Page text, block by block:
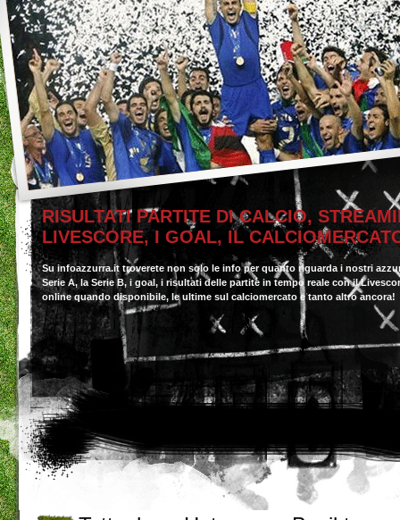
RISULTATI PARTITE DI CALCIO,
LIVESCORE, I GOAL, IL
Su infoazzurra.it troverete non solo le info per quanto riguarda i nostri
Serie A, la Serie B, i goal, i risultati delle partite in tempo reale con il
online quando disponibile, le ultime sul calciomercato e tanto altro ancora!